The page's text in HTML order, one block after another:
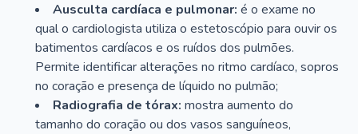
Ausculta cardíaca e pulmonar: é o exame no
qual o cardiologista utiliza o estetoscópio para ouvir os
batimentos cardíacos e os ruídos dos pulmões.
Permite identificar alterações no ritmo cardíaco, sopros
no coração e presença de líquido no pulmão;
Radiografia de tórax: mostra aumento do
tamanho do coração ou dos vasos sanguíneos,